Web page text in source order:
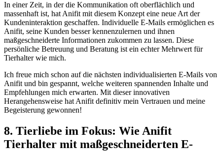
In einer Zeit, in der‌ die Kommunikation oft oberflächlich⁢ und
massenhaft ist, hat Anifit mit diesem Konzept eine neue Art der
Kundeninteraktion geschaffen. Individuelle E-Mails ermöglichen es
Anifit, seine Kunden besser kennenzulernen und ihnen
maßgeschneiderte Informationen zukommen zu lassen. Diese
persönliche Betreuung und Beratung ist ein echter Mehrwert ​für
Tierhalter wie mich.
Ich freue mich schon auf die nächsten individualisierten E-Mails von
Anifit​ und bin ‌gespannt, ⁢welche weiteren spannenden Inhalte und
Empfehlungen mich erwarten. ‌Mit dieser innovativen
Herangehensweise hat Anifit definitiv mein Vertrauen und meine⁣
Begeisterung‍ gewonnen!
8. Tierliebe ‌im Fokus:⁢ Wie Anifit
Tierhalter mit maßgeschneiderten E-